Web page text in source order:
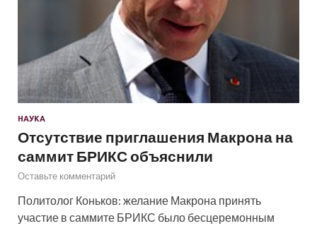
НАУКА
Отсутствие приглашения Макрона на
саммит БРИКС объяснили
Оставьте комментарий
Политолог Коньков: желание Макрона принять
участие в саммите БРИКС было бесцеремонным